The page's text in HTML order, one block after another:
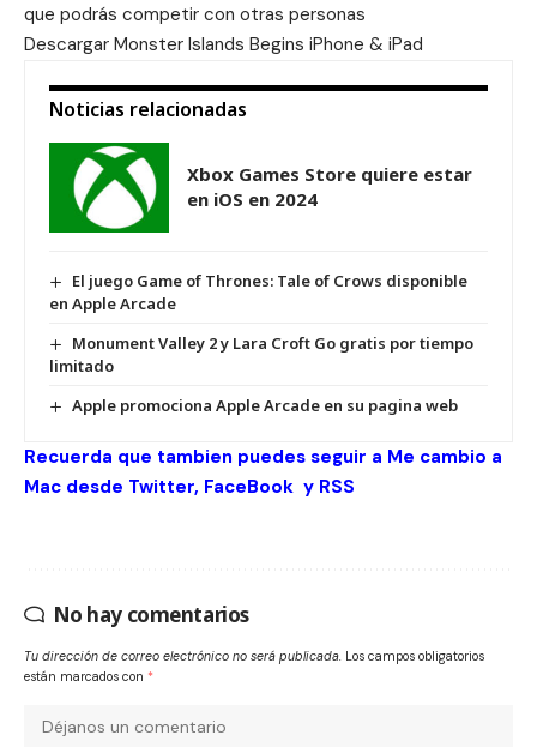
que podrás competir con otras personas
Descargar Monster Islands Begins iPhone & iPad
Noticias relacionadas
Xbox Games Store quiere estar
en iOS en 2024
El juego Game of Thrones: Tale of Crows disponible
en Apple Arcade
Monument Valley 2 y Lara Croft Go gratis por tiempo
limitado
Apple promociona Apple Arcade en su pagina web
Recuerda que tambien puedes seguir a Me cambio a
Mac desde Twitter, FaceBook y RSS
No hay comentarios
Tu dirección de correo electrónico no será publicada. Los campos obligatorios
están marcados con *